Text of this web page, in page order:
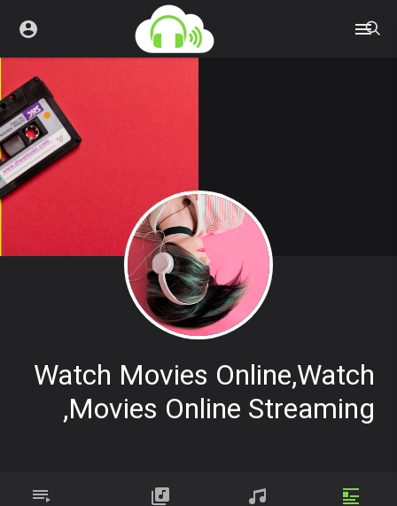
Watch Movies Online,watch
Movies Online Streaming,